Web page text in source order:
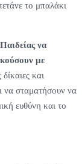
το μπαλάκι
να
με
και
να σταματήσουν να
ευθύνη και το